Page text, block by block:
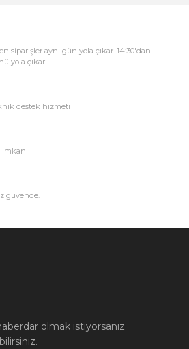
siparişler aynı gün yola çıkar. 14:30'dan
yola çıkar.
destek hizmeti
güvende.
olmak istiyorsanız